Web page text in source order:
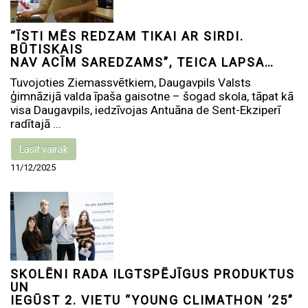
“ĪSTI MĒS REDZAM TIKAI AR SIRDI.
BŪTISKAIS
NAV ACĪM SAREDZAMS”, TEICA LAPSA…
Tuvojoties Ziemassvētkiem, Daugavpils Valsts
ģimnāzijā valda īpaša gaisotne – šogad skola, tāpat kā
visa Daugavpils, iedzīvojas Antuāna de Sent-Ekziperī
radītajā ...
Lasīt vairāk
11/12/2025
SKOLĒNI RADA ILGTSPĒJĪGUS PRODUKTUS
UN
IEGŪST 2. VIETU “YOUNG CLIMATHON ’25”